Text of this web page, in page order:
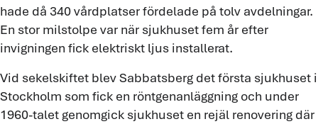
hade då 340 vårdplatser fördelade på tolv avdelningar.
En stor milstolpe var när sjukhuset fem år efter
invigningen fick elektriskt ljus installerat.
Vid sekelskiftet blev Sabbatsberg det första sjukhuset i
Stockholm som fick en röntgenanläggning och under
1960-talet genomgick sjukhuset en rejäl renovering där